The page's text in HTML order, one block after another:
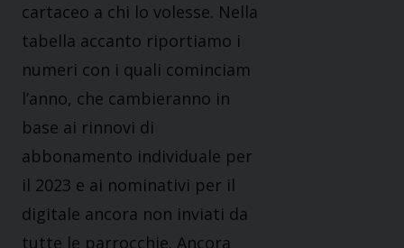
cartaceo a chi lo volesse. Nella
tabella accanto riportiamo i
numeri con i quali cominciam
l’anno, che cambieranno in
base ai rinnovi di
abbonamento individuale per
il 2023 e ai nominativi per il
digitale ancora non inviati da
tutte le parrocchie. Ancora